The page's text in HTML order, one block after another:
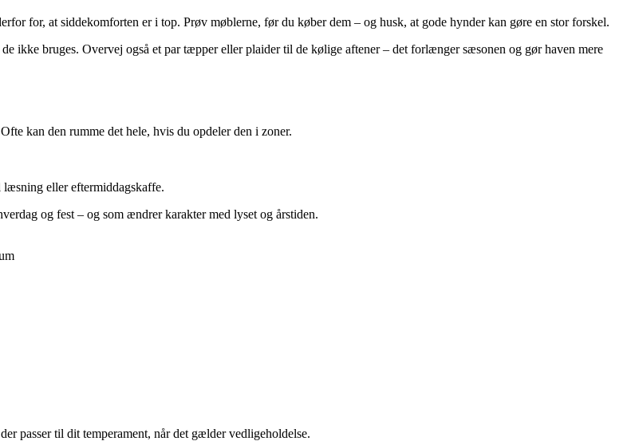
for, at siddekomforten er i top. Prøv møblerne, før du køber dem – og husk, at gode hynder kan gøre en stor forskel.
ikke bruges. Overvej også et par tæpper eller plaider til de kølige aftener – det forlænger sæsonen og gør haven mere
kan den rumme det hele, hvis du opdeler den i zoner.
eller eftermiddagskaffe.
og fest – og som ændrer karakter med lyset og årstiden.
passer til dit temperament, når det gælder vedligeholdelse.